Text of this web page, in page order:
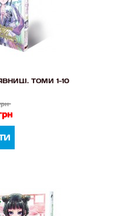
ТОМИ 1-10